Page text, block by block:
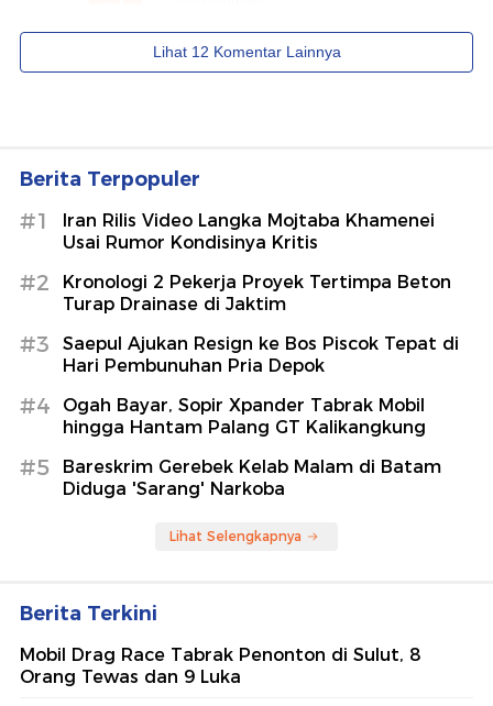
Berita Terpopuler
#1
Iran Rilis Video Langka Mojtaba Khamenei
Usai Rumor Kondisinya Kritis
#2
Kronologi 2 Pekerja Proyek Tertimpa Beton
Turap Drainase di Jaktim
#3
Saepul Ajukan Resign ke Bos Piscok Tepat di
Hari Pembunuhan Pria Depok
#4
Ogah Bayar, Sopir Xpander Tabrak Mobil
hingga Hantam Palang GT Kalikangkung
#5
Bareskrim Gerebek Kelab Malam di Batam
Diduga 'Sarang' Narkoba
Lihat Selengkapnya
Berita Terkini
Mobil Drag Race Tabrak Penonton di Sulut, 8
Orang Tewas dan 9 Luka